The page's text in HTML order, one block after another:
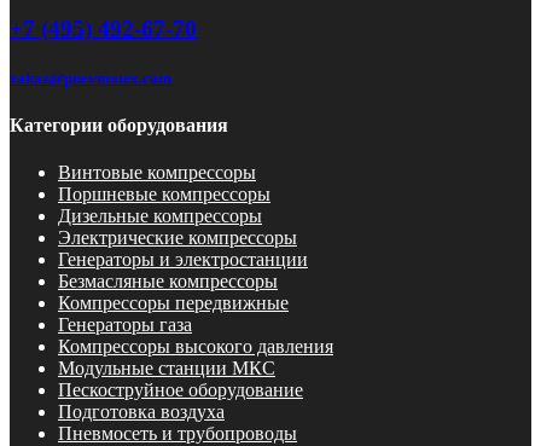
+7 (495) 492-67-70
zakaz@pnevmotex.com
Категории оборудования
Винтовые компрессоры
Поршневые компрессоры
Дизельные компрессоры
Электрические компрессоры
Генераторы и электростанции
Безмасляные компрессоры
Компрессоры передвижные
Генераторы газа
Компрессоры высокого давления
Модульные станции МКС
Пескоструйное оборудование
Подготовка воздуха
Пневмосеть и трубопроводы